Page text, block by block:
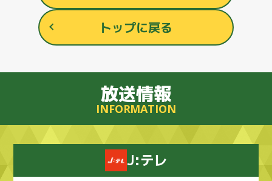
トップに戻る
放送情報
INFORMATION
J:テレ